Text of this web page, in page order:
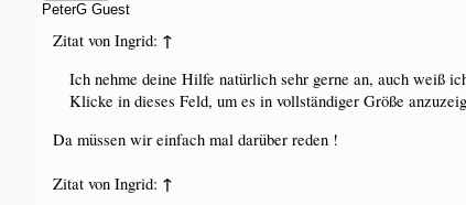
PeterG Guest
Zitat von Ingrid: ↑
Ich nehme deine Hilfe natürlich sehr gerne an, auch weiß
Klicke in dieses Feld, um es in vollständiger Größe
Da müssen wir einfach mal darüber reden !
Zitat von Ingrid: ↑